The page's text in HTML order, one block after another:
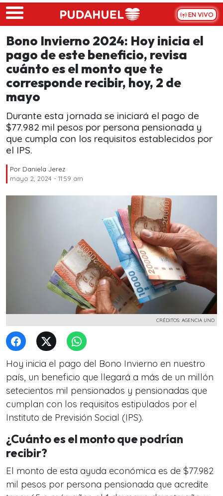
Skip to main content
EN VIVO
Bono Invierno 2024: Hoy inicia el
pago de este beneficio, revisa
cuánto es el monto que te
corresponde recibir, hoy, 2 de
mayo
Durante esta jornada se iniciará el pago de
$77.982 mil pesos por persona pensionada y
que cumpla con los requisitos establecidos por
el IPS.
Por Daniela Jerez
mayo 2, 2024 - 11:59 am
CRÉDITOS: AGENCIA UNO
Hoy inicia el pago del Bono Invierno en nuestro
país, un beneficio que llegará a más de un millón
setecientos mil pensionados y pensionadas que
cumplan con los requisitos estipulados por el
Instituto de Previsión Social (IPS).
¿Cuánto es el monto que podrían
recibir?
El monto de esta ayuda económica es de $77.982
mil pesos por persona pensionada que acredite